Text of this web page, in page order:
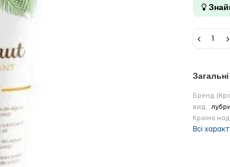
Бренд
вид
Країна
Всі